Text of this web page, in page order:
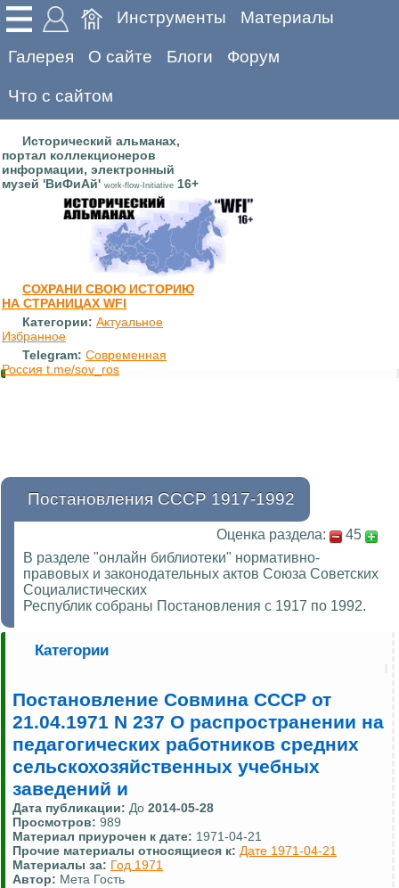
Инструменты Материалы
Галерея О сайте Блоги Форум
Что с сайтом
Исторический альманах,
портал коллекционеров
информации, электронный
музей 'ВиФиАй' work-flow-Initiative 16+
СОХРАНИ СВОЮ ИСТОРИЮ
НА СТРАНИЦАХ WFI
Категории: Актуальное
Избранное
Telegram: Современная
Россия t.me/sov_ros
Постановления СССР 1917-1992
Оценка раздела:
45
В разделе "онлайн библиотеки" нормативно-
правовых и законодательных актов Союза Советских
Социалистических
Республик собраны Постановления с 1917 по 1992.
Категории
Постановление Совмина СССР от
21.04.1971 N 237 О распространении на
педагогических работников средних
сельскохозяйственных учебных
заведений и
Дата публикации: До 2014-05-28
Просмотров: 989
Материал приурочен к дате: 1971-04-21
Прочие материалы относящиеся к: Дате 1971-04-21
Материалы за: Год 1971
Автор: Мета Гость